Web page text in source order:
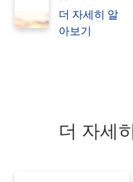
더 자세히 알
아보기
더 자세